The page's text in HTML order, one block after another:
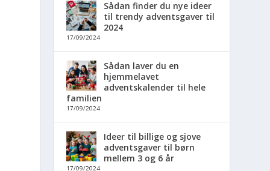
Sådan finder du nye ideer
til trendy adventsgaver til
2024
17/09/2024
Sådan laver du en
hjemmelavet
adventskalender til hele
familien
17/09/2024
Ideer til billige og sjove
adventsgaver til børn
mellem 3 og 6 år
17/09/2024